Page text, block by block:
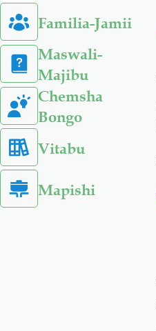
Familia-Jamii
Maswali-
Majibu
Chemsha
Bongo
Vitabu
Mapishi